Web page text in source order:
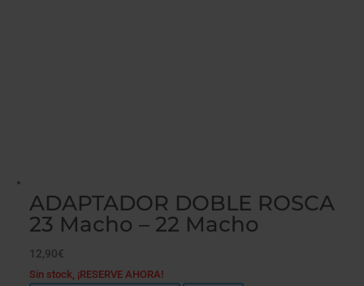
ADAPTADOR DOBLE ROSCA
23 Macho – 22 Macho
12,90€
Sin stock, ¡RESERVE AHORA!